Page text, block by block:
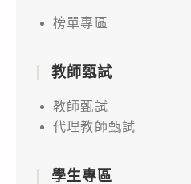
榜單專區
教師甄試
教師甄試
代理教師甄試
學生專區